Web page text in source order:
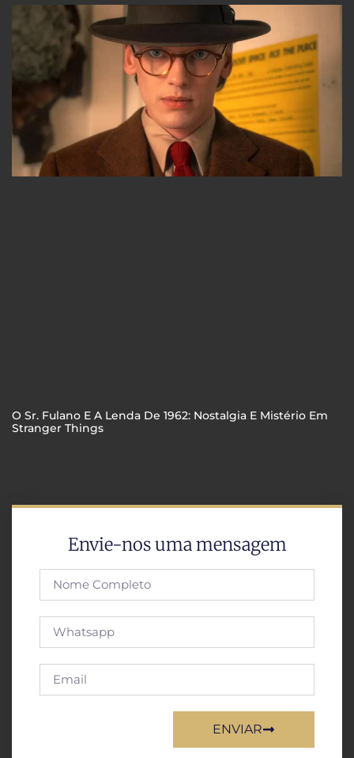
O Sr. Fulano E A Lenda De 1962: Nostalgia E Mistério Em
Stranger Things
Envie-nos uma mensagem
ENVIAR